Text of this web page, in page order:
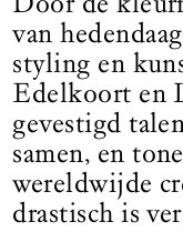
van
styling en
Edelkoort en
gevestigd
samen, en
wereldwijde
drastisch is